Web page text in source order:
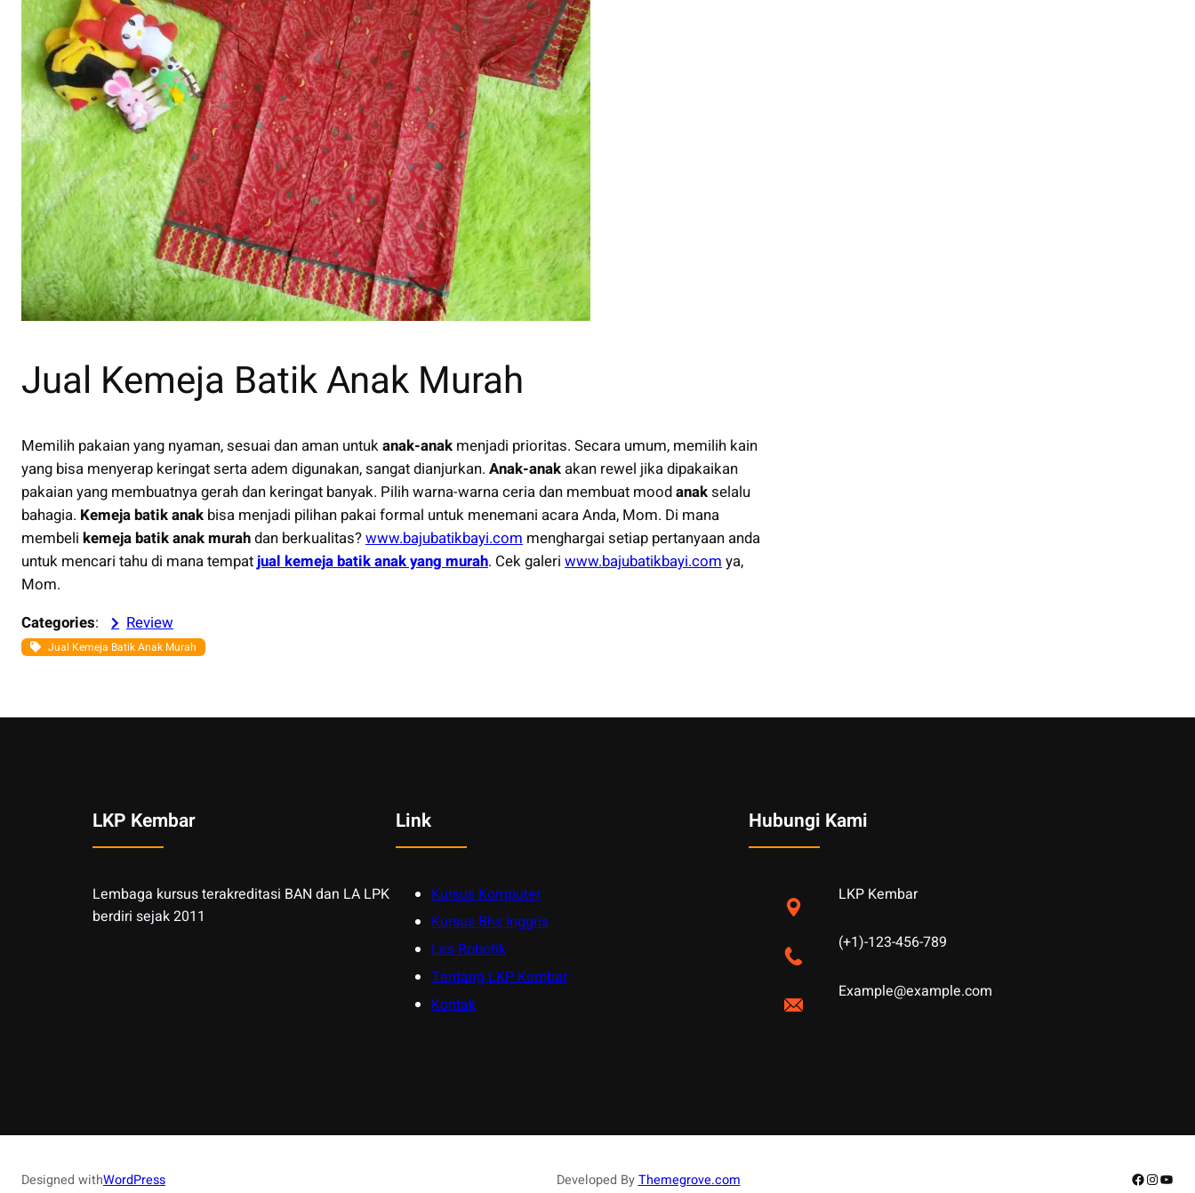
Jual Kemeja Batik Anak Murah
Memilih pakaian yang nyaman, sesuai dan aman untukanak-anak menjadi prioritas. Secara umum, memilih kain
yang bisa menyerap keringat serta adem digunakan, sangat dianjurkan. Anak-anak akan rewel jika dipakaikan
pakaian yang membuatnya gerah dan keringat banyak. Pilih warna-warna ceria dan membuat moodanakselalu
bahagia. Kemeja batik anak bisa menjadi pilihan pakai formal untuk menemani acara Anda, Mom. Di mana
membeli kemeja batik anak murahdan berkualitas?www.bajubatikbayi.com menghargai setiap pertanyaan anda
untuk mencari tahu di mana tempat jual kemeja batik anak yang murah. Cek galeri www.bajubatikbayi.com ya,
Mom.
Categories: Review
Jual Kemeja Batik Anak Murah
LKP Kembar
Lembaga kursus terakreditasi BAN dan LA LPK
berdiri sejak 2011
Link
Kursus Komputer
Kursus Bhs Inggris
Les Robotik
Tentang LKP Kembar
Kontak
Hubungi Kami
LKP Kembar
(+1)-123-456-789
Example@example.com
Designed withWordPress Developed ByThemegrove.com Facebook